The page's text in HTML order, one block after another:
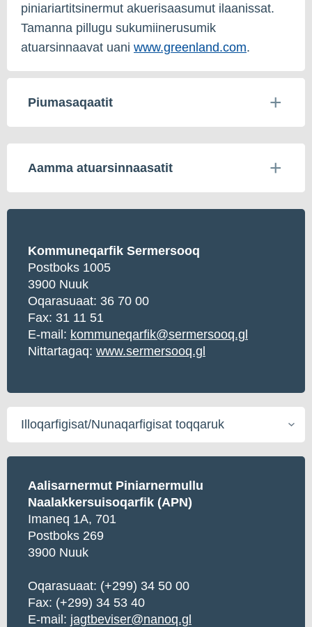
piniariartitsinermut akuerisaasumut ilaanissat.
Tamanna pillugu sukumiinerusumik
atuarsinnaavat uani www.greenland.com.
Piumasaqaatit
Aamma atuarsinnaasatit
Kommuneqarfik Sermersooq
Postboks 1005
3900 Nuuk
Oqarasuaat: 36 70 00
Fax: 31 11 51
E-mail: kommuneqarfik@sermersooq.gl
Nittartagaq: www.sermersooq.gl
Illoqarfigisat/Nunaqarfigisat
toqqaruk
Aalisarnermut Piniarnermullu
Naalakkersuisoqarfik (APN)
Imaneq 1A, 701
Postboks 269
3900 Nuuk
Oqarasuaat: (+299) 34 50 00
Fax: (+299) 34 53 40
E-mail: jagtbeviser@nanoq.gl